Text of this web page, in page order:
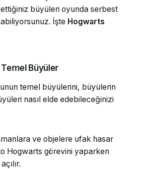
büyüleri oyunda serbest
İşte Hogwarts
Büyüler
temel büyülerini, büyülerin
nasıl elde edebileceğinizi
ve objelere ufak hasar
Hogwarts görevini yaparken